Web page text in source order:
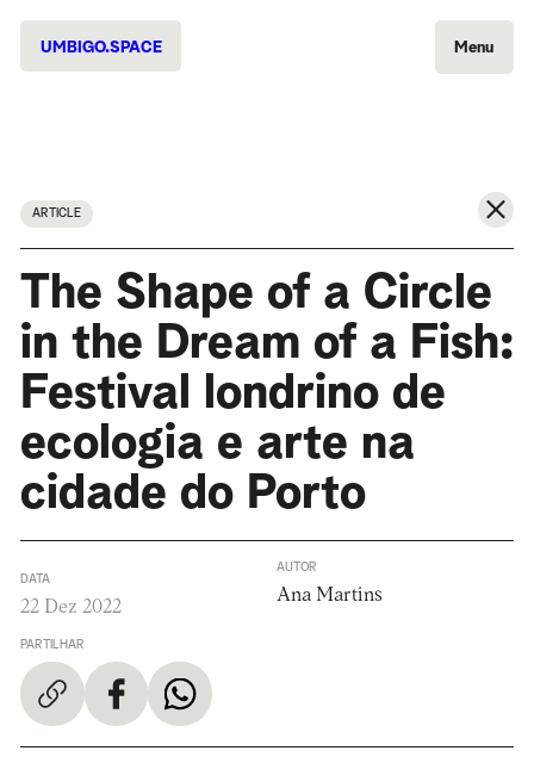
UMBIGO.SPACE Menu
ARTICLE
The Shape of a Circle
in the Dream of a Fish:
Festival londrino de
ecologia e arte na
cidade do Porto
DATA
22 Dez 2022
PARTILHAR
AUTOR
Ana Martins